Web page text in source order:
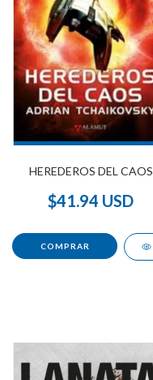
HEREDEROS DEL CAOS
$41.94 USD